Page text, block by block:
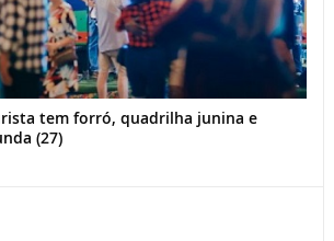
tem forró, quadrilha junina e
(27)